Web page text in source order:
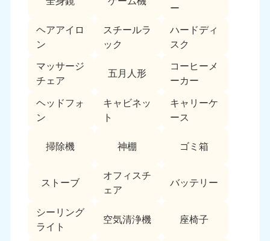
ー
ヘアアイロ
ン
スチールラ
ック
ハードディ
スク
マッサージ
チェア
五月人形
コーヒーメ
ーカー
ヘッドフォ
ン
キャビネッ
ト
キャリーケ
ース
掃除機 神棚 ゴミ箱
ストーブ
オフィスチ
ェア
バッテリー
シーリング
ライト
空気清浄機 座椅子
050-1881-5271
9:00〜19:00 年中無休
関東
050-1881-5265
9:00〜19:00 年中無休
050-1881-5264
9:00〜19:00 年中無休
千葉県
9:00〜19:00 年中無休
埼玉県
9:00〜19:00 年中無休
050-1881-5270
9:00〜19:00 年中無休
050-1881-5269
9:00〜19:00 年中無休